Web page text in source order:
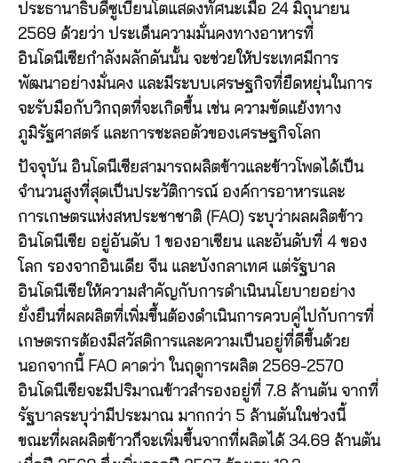
ประธานาธิบดีซูเบียนโตแสดงทัศนะเมื่อ 24 มิถุนายน
2569 ด้วยว่า ประเด็นความมั่นคงทางอาหารที่
อินโดนีเซียกำลังผลักดันนั้น จะช่วยให้ประเทศมีการ
พัฒนาอย่างมั่นคง และมีระบบเศรษฐกิจที่ยืดหยุ่นในการ
จะรับมือกับวิกฤตที่จะเกิดขึ้น เช่น ความขัดแย้งทาง
ภูมิรัฐศาสตร์ และการชะลอตัวของเศรษฐกิจโลก
ปัจจุบัน อินโดนีเซียสามารถผลิตข้าวและข้าวโพดได้เป็น
จำนวนสูงที่สุดเป็นประวัติการณ์ องค์การอาหารและ
การเกษตรแห่งสหประชาชาติ (FAO) ระบุว่าผลผลิตข้าว
อินโดนีเซีย อยู่อันดับ 1 ของอาเซียน และอันดับที่ 4 ของ
โลก รองจากอินเดีย จีน และบังกลาเทศ แต่รัฐบาล
อินโดนีเซียให้ความสำคัญกับการดำเนินนโยบายอย่าง
ยั่งยืนที่ผลผลิตที่เพิ่มขึ้นต้องดำเนินการควบคู่ไปกับการที่
เกษตรกรต้องมีสวัสดิการและความเป็นอยู่ที่ดีขึ้นด้วย
นอกจากนี้ FAO คาดว่า ในฤดูการผลิต 2569-2570
อินโดนีเซียจะมีปริมาณข้าวสำรองอยู่ที่ 7.8 ล้านตัน จากที่
รัฐบาลระบุว่ามีประมาณ มากกว่า 5 ล้านตันในช่วงนี้
ขณะที่ผลผลิตข้าวก็จะเพิ่มขึ้นจากที่ผลิตได้ 34.69 ล้านตัน